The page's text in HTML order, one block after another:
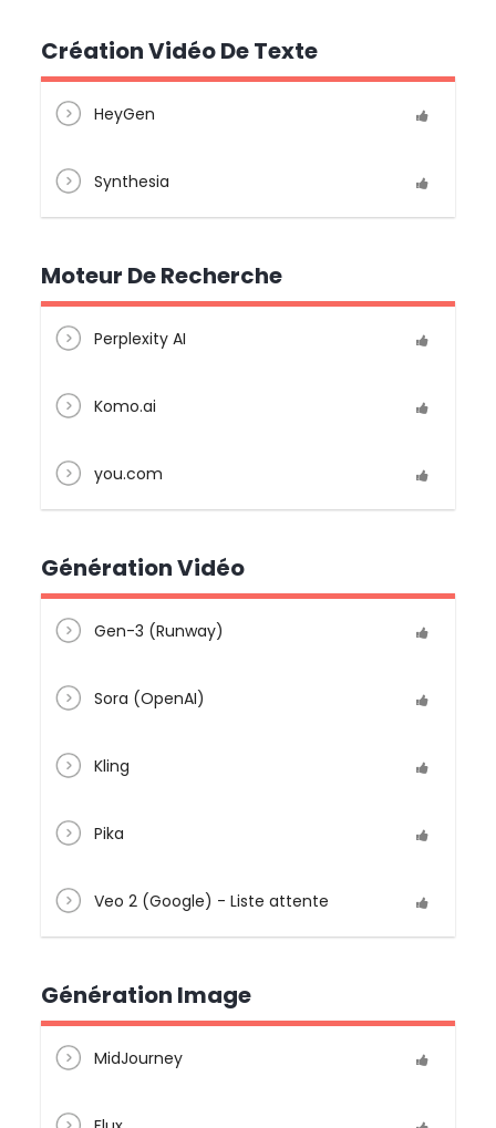
Création Vidéo De Texte
HeyGen
Synthesia
Moteur De Recherche
Perplexity AI
Komo.ai
you.com
Génération Vidéo
Gen-3 (Runway)
Sora (OpenAI)
Kling
Pika
Veo 2 (Google) - Liste attente
Génération Image
MidJourney